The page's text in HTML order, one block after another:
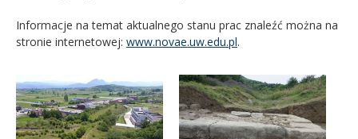
Informacje na temat aktualnego stanu prac znaleźć można na
stronie internetowej: www.novae.uw.edu.pl.